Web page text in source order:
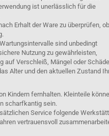
ist unerlässlich für die
Erhalt der Ware zu überprüfen, ob
sind unbedingt
Nutzung zu gewährleisten,
auf Verschleiß, Mängel oder
Alter und den aktuellen Zustand
Kindern fernhalten. Kleinteile
scharfkantig sein.
Service folgende
vertrauensvoll